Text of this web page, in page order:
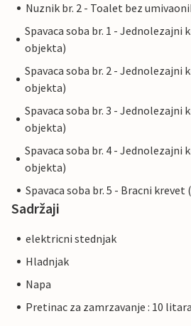
Nuznik br. 2 - Toalet bez
Spavaca soba br. 1 - Jednolezajni
objekta)
Spavaca soba br. 2 - Jednolezajni
objekta)
Spavaca soba br. 3 - Jednolezajni
objekta)
Spavaca soba br. 4 - Jednolezajni
objekta)
Spavaca soba br. 5 - Bracni
Sadržaji
elektricni stednjak
Hladnjak
Napa
Pretinac za zamrzavanje : 10 litara